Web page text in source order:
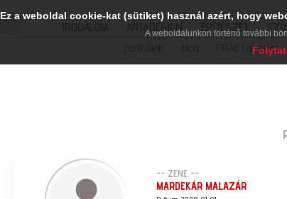
IRODALOM ART&DESIGN ÉPÍTÉSZET
portfóliók
PRAE folyóirat
-- ZENE --
MARDEKÁR MALAZÁR
Ez a weboldal cookie-kat (sütiket) használ azért, hogy
A weboldalunkon történő további